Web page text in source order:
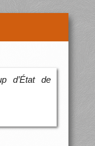
d’État de